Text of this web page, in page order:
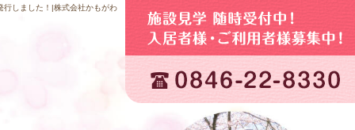
行しました！|株式会社かもがわ